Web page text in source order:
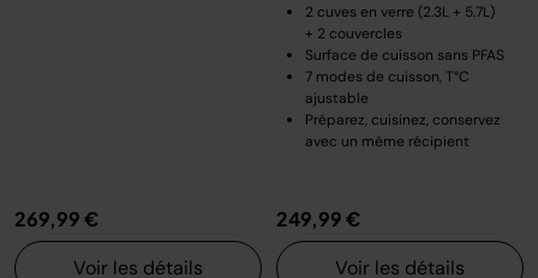
269,99 €
Voir les détails
2 cuves en verre (2.3L + 5.7L)
+ 2 couvercles
Surface de cuisson sans PFAS
7 modes de cuisson, T°C
ajustable
Préparez, cuisinez, conservez
avec un même récipient
249,99 €
Voir les détails